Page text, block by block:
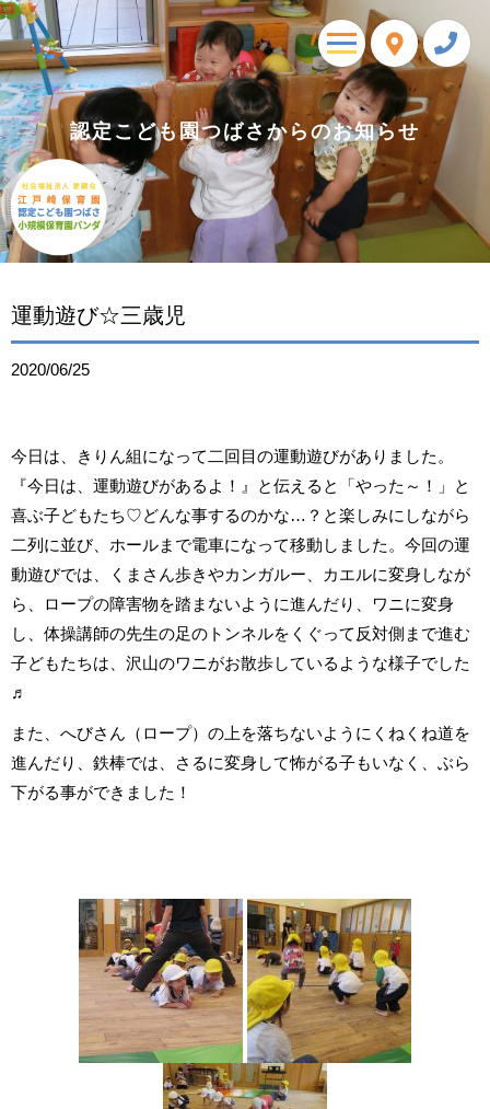
toggle
navigation
認定こども園つばさからのお知らせ
運動遊び☆三歳児
2020/06/25
今日は、きりん組になって二回目の運動遊びがありました。
『今日は、運動遊びがあるよ！』と伝えると「やった～！」と
喜ぶ子どもたち♡どんな事するのかな…？と楽しみにしながら
二列に並び、ホールまで電車になって移動しました。今回の運
動遊びでは、くまさん歩きやカンガルー、カエルに変身しなが
ら、ロープの障害物を踏まないように進んだり、ワニに変身
し、体操講師の先生の足のトンネルをくぐって反対側まで進む
子どもたちは、沢山のワニがお散歩しているような様子でした
♬
また、へびさん（ロープ）の上を落ちないようにくねくね道を
進んだり、鉄棒では、さるに変身して怖がる子もいなく、ぶら
下がる事ができました！